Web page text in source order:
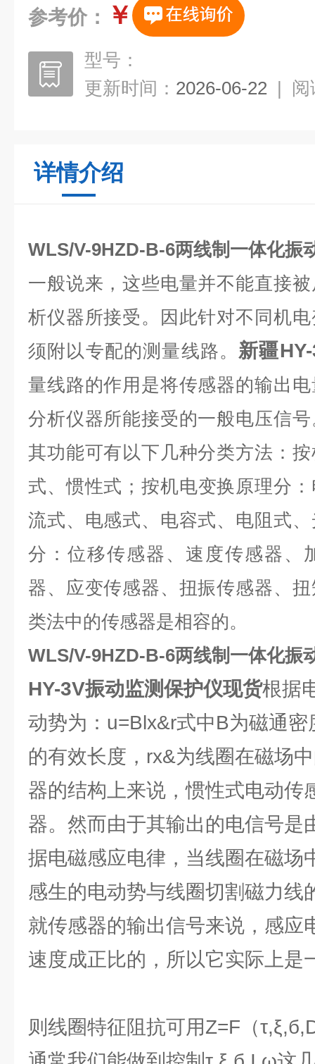
参考价： ￥
型号：
更新时间： 2026-06-22 | 阅
详情介绍
WLS/V-9HZD-B-6两线制一体化振
一般说来，这些电量并不能直接
析仪器所接受。因此针对不同机
须附以专配的测量线路。 新疆
量线路的作用是将传感器的输出
分析仪器所能接受的一般电压信
其功能可有以下几种分类方法：
式、惯性式；按机电变换原理分
流式、电感式、电容式、电阻式
分：位移传感器、速度传感器、
器、应变传感器、扭振传感器、
类法中的传感器是相容的。
WLS/V-9HZD-B-6两线制一体化振
HY-3V振动监测保护仪现货根据
动势为：u=Blx&r式中B为磁通
的有效长度，rx&为线圈在磁场
器的结构上来说，惯性式电动传
器。然而由于其输出的电信号是
据电磁感应电律，当线圈在磁场
感生的电动势与线圈切割磁力线
就传感器的输出信号来说，感应
速度成正比的，所以它实际上是
则线圈特征阻抗可用Z=F（